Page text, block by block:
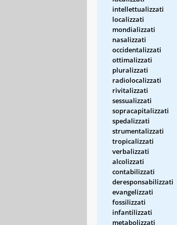
intellettualizzati
localizzati
mondializzati
nasalizzati
occidentalizzati
ottimalizzati
pluralizzati
radiolocalizzati
rivitalizzati
sessualizzati
sopracapitalizzati
spedalizzati
strumentalizzati
tropicalizzati
verbalizzati
alcolizzati
contabilizzati
deresponsabilizzati
evangelizzati
fossilizzati
infantilizzati
metabolizzati